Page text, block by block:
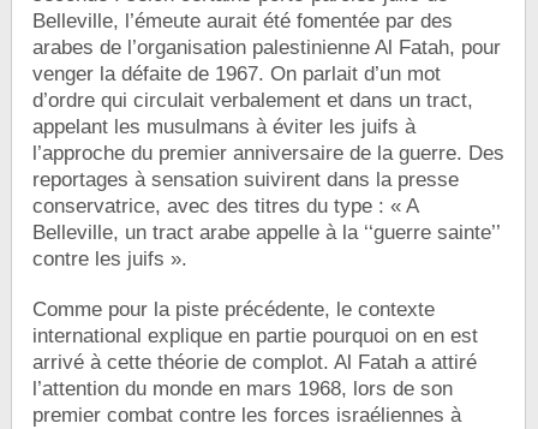
Belleville, l’émeute aurait été fomentée par des
arabes de l’organisation palestinienne Al Fatah, pour
venger la défaite de 1967. On parlait d’un mot
d’ordre qui circulait verbalement et dans un tract,
appelant les musulmans à éviter les juifs à
l’approche du premier anniversaire de la guerre. Des
reportages à sensation suivirent dans la presse
conservatrice, avec des titres du type : « A
Belleville, un tract arabe appelle à la ‘‘guerre sainte’’
contre les juifs ».
Comme pour la piste précédente, le contexte
international explique en partie pourquoi on en est
arrivé à cette théorie de complot. Al Fatah a attiré
l’attention du monde en mars 1968, lors de son
premier combat contre les forces israéliennes à